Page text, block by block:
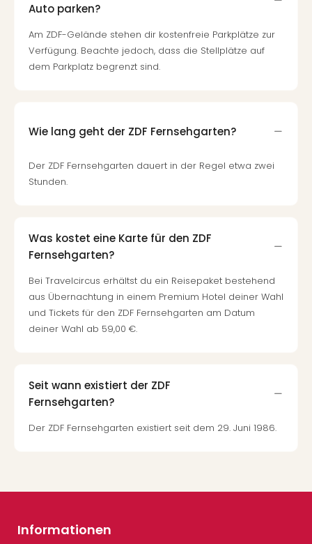
Auto parken?
Am ZDF-Gelände stehen dir kostenfreie Parkplätze zur
Verfügung. Beachte jedoch, dass die Stellplätze auf
dem Parkplatz begrenzt sind.
Wie lang geht der ZDF Fernsehgarten?
Der ZDF Fernsehgarten dauert in der Regel etwa zwei
Stunden.
Was kostet eine Karte für den ZDF
Fernsehgarten?
Bei Travelcircus erhältst du ein Reisepaket bestehend
aus Übernachtung in einem Premium Hotel deiner Wahl
und Tickets für den ZDF Fernsehgarten am Datum
deiner Wahl ab 59,00 €.
Seit wann existiert der ZDF
Fernsehgarten?
Der ZDF Fernsehgarten existiert seit dem 29. Juni 1986.
Informationen